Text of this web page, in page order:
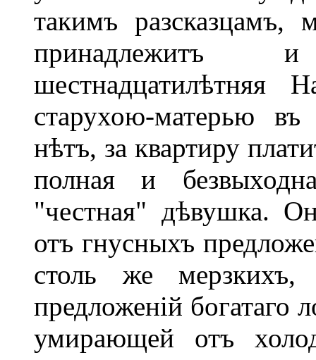
такимъ разсказцамъ,
шестнадцатилѣтняя
старухою-матерью
нѣтъ, за квартиру
полная и
"честная" дѣвушка.
отъ гнусныхъ
столь же мерзкихъ,
предложеній богатаго
умирающей отъ